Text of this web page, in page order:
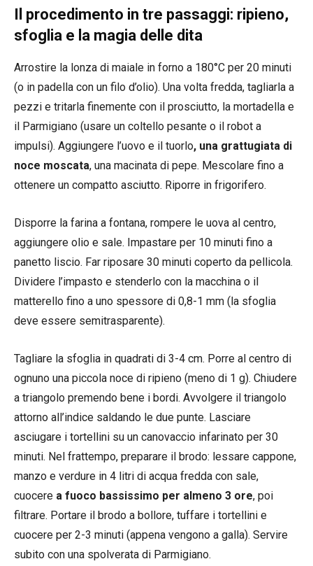
Il procedimento in tre passaggi: ripieno,
sfoglia e la magia delle dita
Arrostire la lonza di maiale in forno a 180°C per 20 minuti
(o in padella con un filo d’olio). Una volta fredda, tagliarla a
pezzi e tritarla finemente con il prosciutto, la mortadella e
il Parmigiano (usare un coltello pesante o il robot a
impulsi). Aggiungere l’uovo e il tuorlo, una grattugiata di
noce moscata, una macinata di pepe. Mescolare fino a
ottenere un compatto asciutto. Riporre in frigorifero.
Disporre la farina a fontana, rompere le uova al centro,
aggiungere olio e sale. Impastare per 10 minuti fino a
panetto liscio. Far riposare 30 minuti coperto da pellicola.
Dividere l’impasto e stenderlo con la macchina o il
matterello fino a uno spessore di 0,8-1 mm (la sfoglia
deve essere semitrasparente).
Tagliare la sfoglia in quadrati di 3-4 cm. Porre al centro di
ognuno una piccola noce di ripieno (meno di 1 g). Chiudere
a triangolo premendo bene i bordi. Avvolgere il triangolo
attorno all’indice saldando le due punte. Lasciare
asciugare i tortellini su un canovaccio infarinato per 30
minuti. Nel frattempo, preparare il brodo: lessare cappone,
manzo e verdure in 4 litri di acqua fredda con sale,
cuocere a fuoco bassissimo per almeno 3 ore, poi
filtrare. Portare il brodo a bollore, tuffare i tortellini e
cuocere per 2-3 minuti (appena vengono a galla). Servire
subito con una spolverata di Parmigiano.